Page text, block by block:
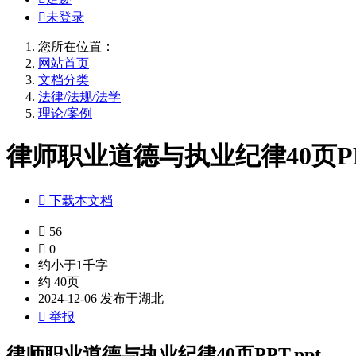
未登录
您所在位置：
网站首页
文档分类
法律/法规/法学
理论/案例
律师职业道德与执业纪律40页
 下载本文档
 56
 0
约小于1千字
约 40页
2024-12-06 发布于湖北
 举报